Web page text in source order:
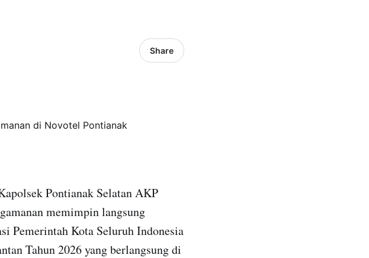
Share
Pontianak Selatan AKP
memimpin langsung
Pemerintah Kota Seluruh Indonesia
Tahun 2026 yang berlangsung di